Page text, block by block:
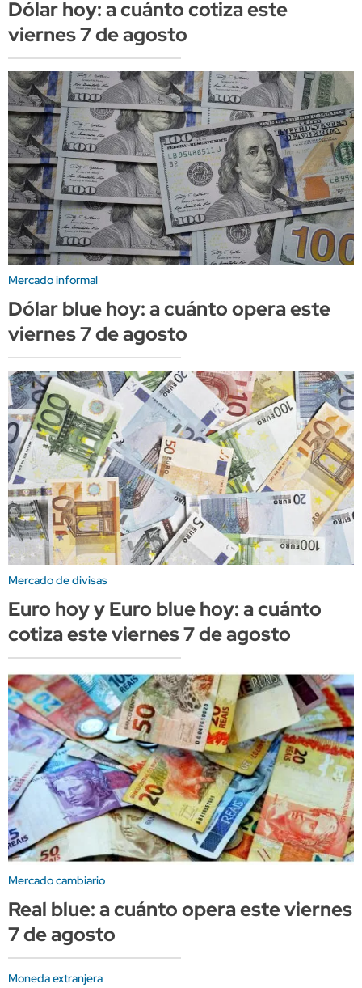
Dólar hoy: a cuánto cotiza este
viernes 7 de agosto
Mercado informal
Dólar blue hoy: a cuánto opera este
viernes 7 de agosto
Mercado de divisas
Euro hoy y Euro blue hoy: a cuánto
cotiza este viernes 7 de agosto
Mercado cambiario
Real blue: a cuánto opera este viernes
7 de agosto
Moneda extranjera